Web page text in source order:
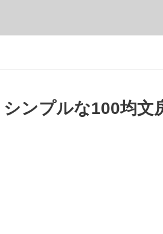
シンプルな100均文